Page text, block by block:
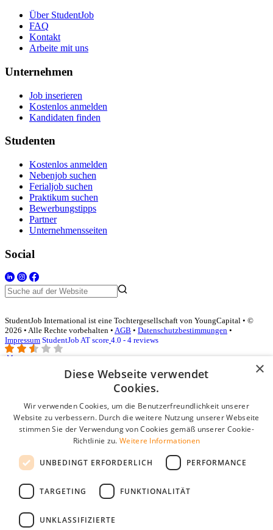
Über StudentJob
FAQ
Kontakt
Arbeite mit uns
Unternehmen
Job inserieren
Kostenlos anmelden
Kandidaten finden
Studenten
Kostenlos anmelden
Nebenjob suchen
Ferialjob suchen
Praktikum suchen
Bewerbungstipps
Partner
Unternehmensseiten
Social
StudentJob International ist eine Tochtergesellschaft von YoungCapital • ©
2026 • Alle Rechte vorbehalten • AGB • Datenschutzbestimmungen •
Impressum StudentJob AT score 4.0 - 4 reviews
Login für Unternehmen
E-Mail*
Passwort
Angemeldet bleiben
Passwort vergessen?
Kostenloses Unternehmensprofil
Wenn Sie sich registriert haben, können Sie ein Unternehmensprofil
×
Diese Webseite verwendet
Cookies.
Wir verwenden Cookies, um die Benutzerfreundlichkeit unserer
Website zu verbessern. Durch die weitere Nutzung unserer Webseite
stimmen Sie der Verwendung von Cookies gemäß unserer Cookie-
Richtlinie zu. Weitere Informationen
UNBEDINGT ERFORDERLICH PERFORMANCE
TARGETING FUNKTIONALITÄT
UNKLASSIFIZIERTE